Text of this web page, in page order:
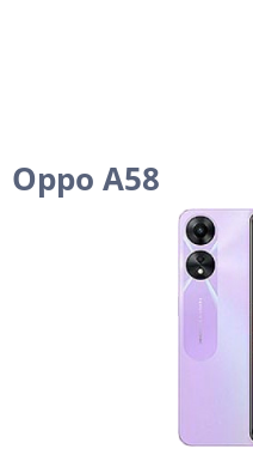
Oppo A58